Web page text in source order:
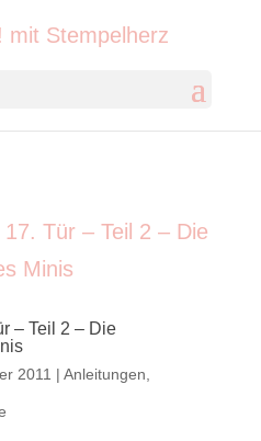
– Teil 2 – Die
2011 | Anleitungen